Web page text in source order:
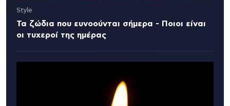
Style
Τα ζώδια που ευνοούνται σήμερα - Ποιοι είναι
οι τυχεροί της ημέρας